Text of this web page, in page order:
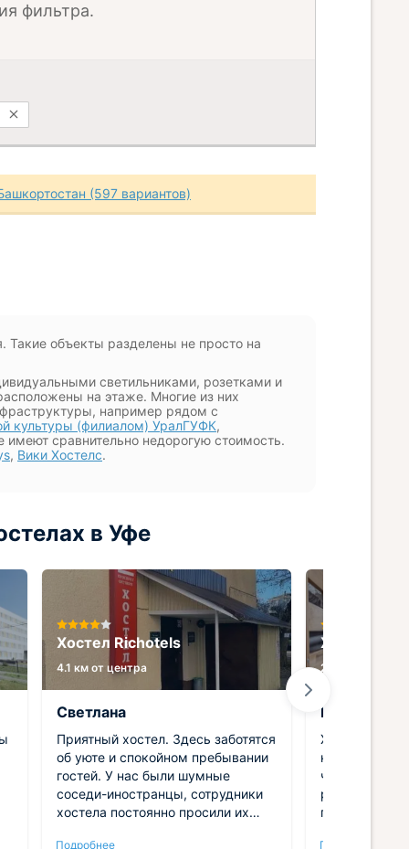
фильтра.
(597 вариантов)
объекты разделены не просто на
светильниками, розетками и
на этаже. Многие из них
например рядом с
культуры (филиалом) УралГУФК,
сравнительно недорогую стоимость.
, Вики Хостелс.
в Уфе
Хостел Richotels
4.1 км от центра
Светлана
Приятный хостел. Здесь заботятся
об уюте и спокойном пребывании
гостей. У нас были шумные
соседи-иностранцы, сотрудники
хостела постоянно просили их
Подробнее
Хостел
2.4 км от
Вадим
Хостел
чистота,
положить
Подробнее